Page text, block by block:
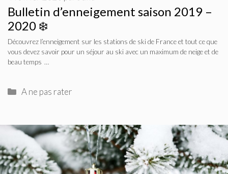
Bulletin d’enneigement saison 2019 –
2020 ❄️
Découvrez l’enneigement sur les stations de ski de France et tout ce que
vous devez savoir pour un séjour au ski avec un maximum de neige et de
beau temps …
Catégories
A ne pas rater